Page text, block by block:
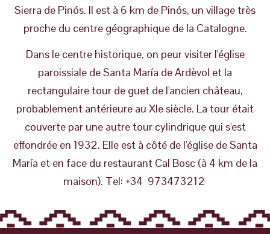
Sierra de Pinós. Il est à 6 km de Pinós, un village très
proche du centre géographique de la Catalogne.
Dans le centre historique, on peur visiter l'église
paroissiale de Santa María de Ardèvol et la
rectangulaire tour de guet de l'ancien château,
probablement antérieure au XIe siècle. La tour était
couverte par une autre tour cylindrique qui s'est
effondrée en 1932. Elle est à côté de l'église de Santa
María et en face du restaurant Cal Bosc (à 4 km de la
maison). Tel: +34 973473212